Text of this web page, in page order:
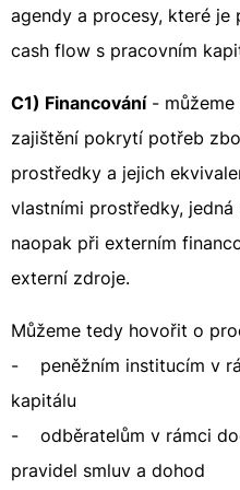
agendy a procesy, které
cash flow s pracovním
C1) Financování- můžeme
zajištění pokrytí potřeb
prostředky a jejich
vlastními prostředky,
naopak při externím
externí zdroje.
Můžeme tedy hovořit o
- peněžním institucím v
kapitálu
- odběratelům v rámci
pravidel smluv a dohod